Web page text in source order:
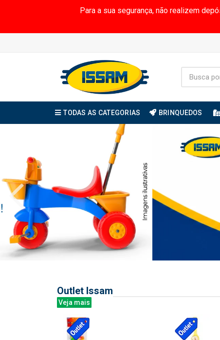
Para a sua segurança, não realizem
TODAS AS CATEGORIAS BRINQUEDOS
Outlet Issam
Veja mais